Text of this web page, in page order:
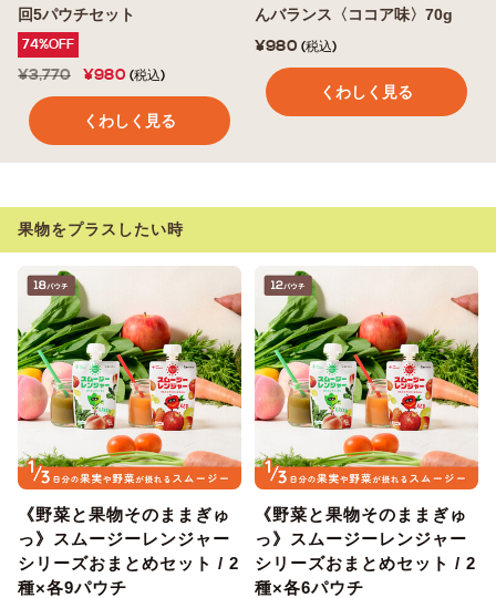
回5パウチセット
74%OFF
¥3,770 ¥980 (税込)
くわしく見る
んバランス〈ココア味〉70g
¥980 (税込)
くわしく見る
果物をプラスしたい時
《野菜と果物そのままぎゅ
っ》スムージーレンジャー
シリーズおまとめセット / 2
種×各9パウチ
《野菜と果物そのままぎゅ
っ》スムージーレンジャー
シリーズおまとめセット / 2
種×各6パウチ